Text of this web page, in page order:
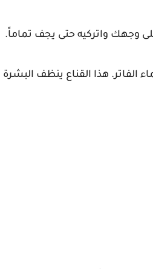
وجهك واتركيه حتى يجف تماماً.
الفاتر. هذا القناع ينظف البشرة